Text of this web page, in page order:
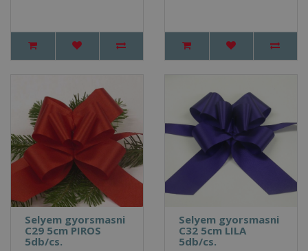
Selyem gyorsmasni
C29 5cm PIROS
5db/cs.
Selyem gyorsmasni
C32 5cm LILA
5db/cs.